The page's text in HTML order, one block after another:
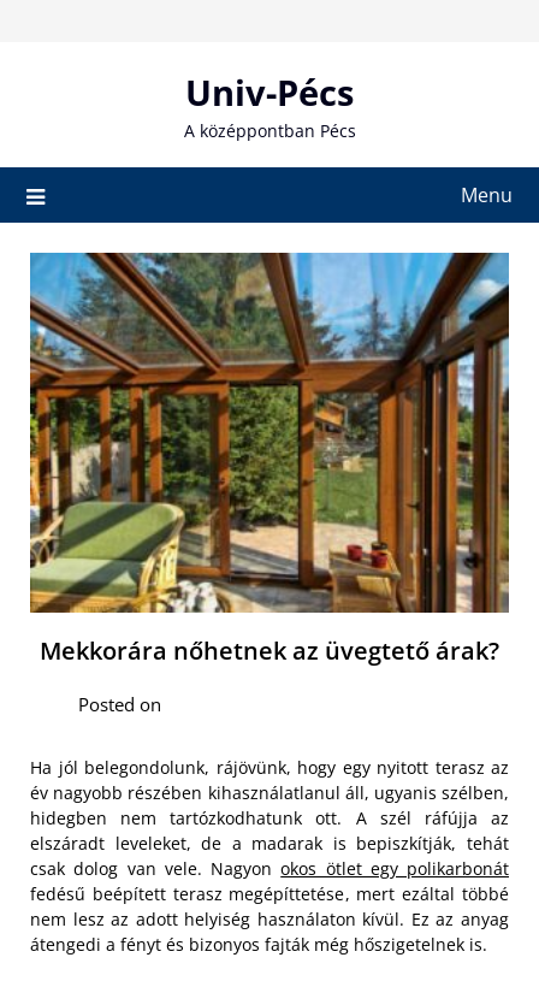
Univ-Pécs
A középpontban Pécs
Menu
Mekkorára nőhetnek az üvegtető árak?
Posted on
Ha jól belegondolunk, rájövünk, hogy egy nyitott terasz az
év nagyobb részében kihasználatlanul áll, ugyanis szélben,
hidegben nem tartózkodhatunk ott. A szél ráfújja az
elszáradt leveleket, de a madarak is bepiszkítják, tehát
csak dolog van vele. Nagyonokos ötlet egy polikarbonát
fedésű beépített terasz megépíttetése, mert ezáltal többé
nem lesz az adott helyiség használaton kívül. Ez az anyag
átengedi a fényt és bizonyos fajták még hőszigetelnek is.